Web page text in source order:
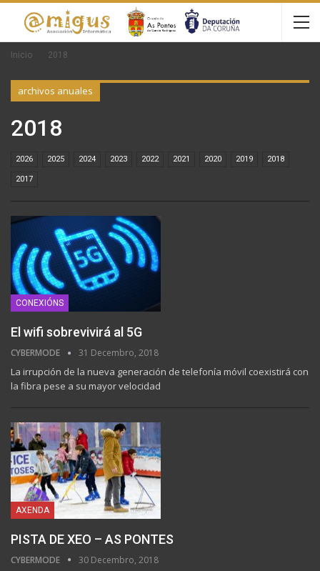
Inicio 2018
archivos anuales
2018
2026 2025 2024 2023 2022 2021 2020 2019 2018
2017
CONEXIÓNS
El wifi sobrevivirá al 5G
CYBERMODE 31 Decembro, 2018
La irrupción de la nueva generación de telefonía móvil coexistirá con
la fibra pese a su mayor velocidad
AXENDA
PISTA DE XEO – AS PONTES
CYBERMODE 30 Decembro, 2018